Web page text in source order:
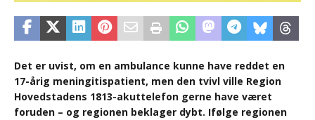
Det er uvist, om en ambulance kunne have reddet en
17-årig meningitispatient, men den tvivl ville Region
Hovedstadens 1813-akuttelefon gerne have været
foruden – og regionen beklager dybt. Ifølge regionen